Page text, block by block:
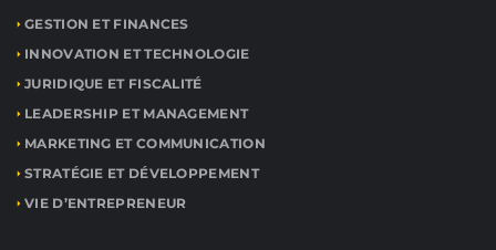
GESTION ET FINANCES
INNOVATION ET TECHNOLOGIE
JURIDIQUE ET FISCALITÉ
LEADERSHIP ET MANAGEMENT
MARKETING ET COMMUNICATION
STRATÉGIE ET DÉVELOPPEMENT
VIE D’ENTREPRENEUR